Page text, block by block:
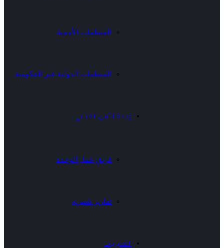
المنظمات الأممية
المنظمات الدولية غير الحكومية
وحدة الأمن الغذائي
فريق عمل الوحدة
تقارير شهرية
المديريات